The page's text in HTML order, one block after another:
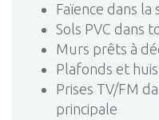
Faïence dans la
Sols PVC dans
Murs prêts à
Plafonds et
Prises TV/FM
principale